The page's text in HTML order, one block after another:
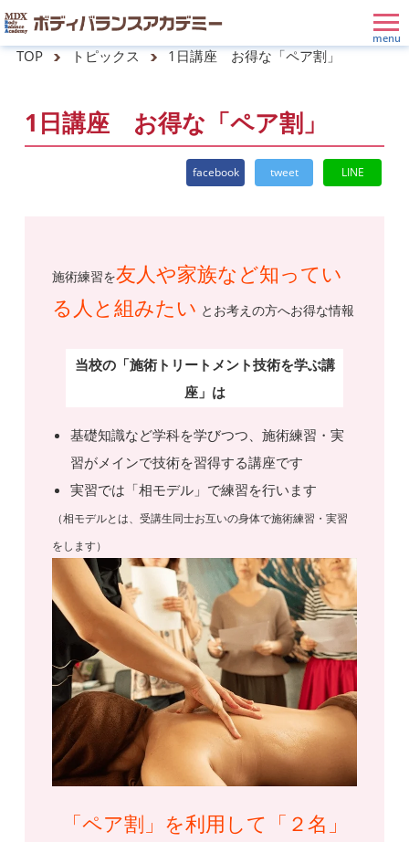
TOP トピックス 1日講座 お得な「ペア割」
1日講座 お得な「ペア割」
facebook tweet LINE
施術練習を友人や家族など知ってい
る人と組みたい とお考えの方へお得な情報
当校の「施術トリートメント技術を学ぶ講
座」は
基礎知識など学科を学びつつ、施術練習・実
習がメインで技術を習得する講座です
実習では「相モデル」で練習を行います
（相モデルとは、受講生同士お互いの身体で施術練習・実習
をします）
「ペア割」を利用して「２名」